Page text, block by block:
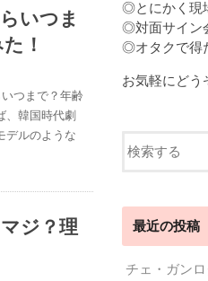
いつま
！
つまで？年齢
、韓国時代劇
デルのような
ジ？理
◎とにかく現
◎対面サイン
◎オタクで得
お気軽にど
最近の投稿
チェ・ガン